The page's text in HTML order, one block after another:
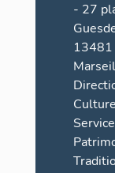
- 27
13481
Service